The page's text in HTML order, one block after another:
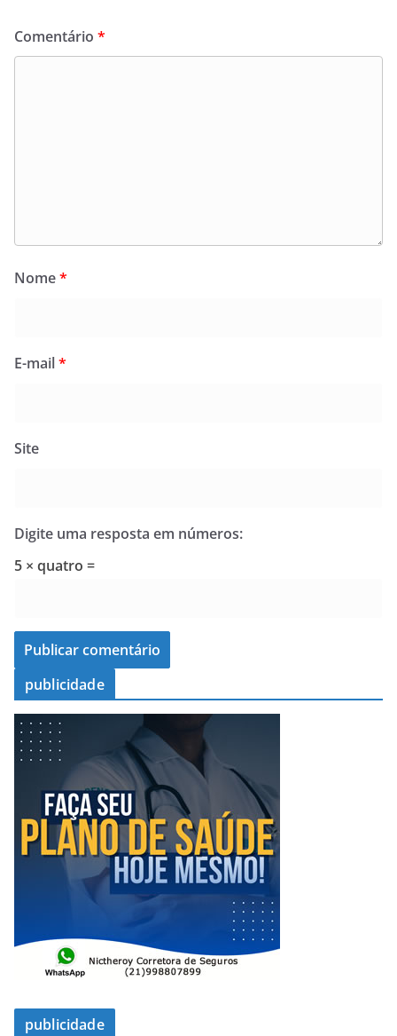
Comentário *
Nome*
E-mail*
Site
Digite uma resposta em números:
5 × quatro =
publicidade
publicidade